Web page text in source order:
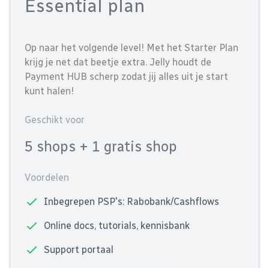
Essential plan
Op naar het volgende level! Met het Starter Plan
krijg je net dat beetje extra. Jelly houdt de
Payment HUB scherp zodat jij alles uit je start
kunt halen!
Geschikt voor
5 shops + 1 gratis shop
Voordelen
Inbegrepen PSP's: Rabobank/Cashflows
Online docs, tutorials, kennisbank
Support portaal